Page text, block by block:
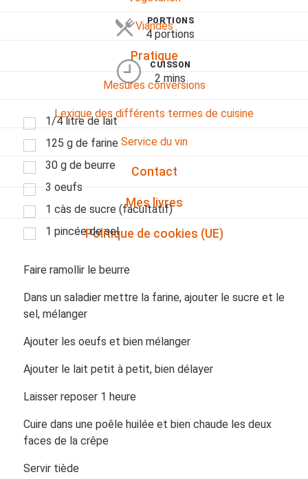
Viandes
Pratique
Mesures conversions
Lexique des différents termes de cuisine
Service du vin
Contact
Mes livres
Politique de cookies (UE)
PORTIONS
4 portions
CUISSON
2 mins
1/4 litre de lait
125 g de farine
30 g de beurre
3 oeufs
1 càs de sucre (facultatif)
1 pincée de sel
Faire ramollir le beurre
Dans un saladier mettre la farine, ajouter le sucre et le
sel, mélanger
Ajouter les oeufs et bien mélanger
Ajouter le lait petit à petit, bien délayer
Laisser reposer 1 heure
Cuire dans une poêle huilée et bien chaude les deux
faces de la crêpe
Servir tiède